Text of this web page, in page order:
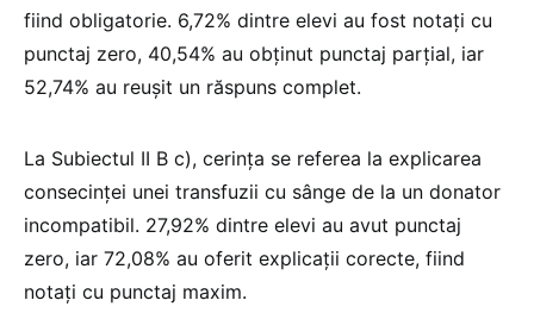
fiind obligatorie. 6,72% dintre elevi au fost notați cu
punctaj zero, 40,54% au obținut punctaj parțial, iar
52,74% au reușit un răspuns complet.
La Subiectul II B c), cerința se referea la explicarea
consecinței unei transfuzii cu sânge de la un donator
incompatibil. 27,92% dintre elevi au avut punctaj
zero, iar 72,08% au oferit explicații corecte, fiind
notați cu punctaj maxim.